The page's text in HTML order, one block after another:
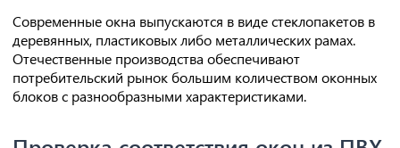
Современные окна выпускаются в виде стеклопакетов в
деревянных, пластиковых либо металлических рамах.
Отечественные производства обеспечивают
потребительский рынок большим количеством оконных
блоков с разнообразными характеристиками.